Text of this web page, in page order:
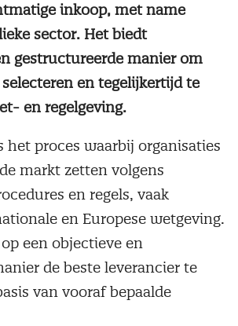
inkoop, met name
sector. Het biedt
gestructureerde manier om
en tegelijkertijd te
en regelgeving.
het proces waarbij organisaties
markt zetten volgens
en regels, vaak
en Europese wetgeving.
een objectieve en
de beste leverancier te
van vooraf bepaalde